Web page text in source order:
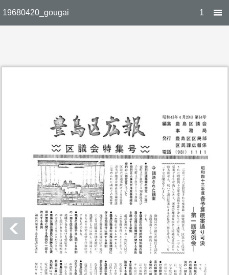
19680420_gougai 1